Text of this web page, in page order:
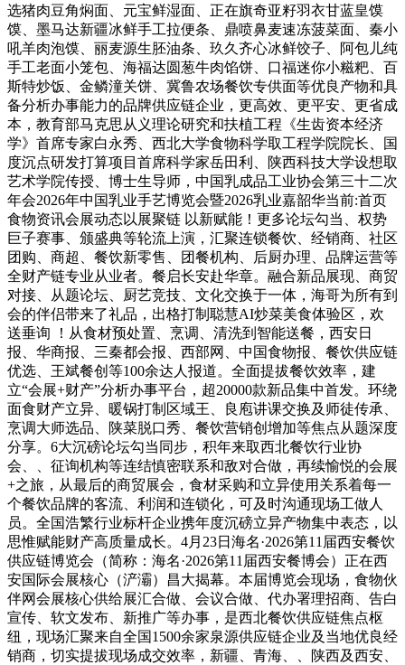
选猪肉豆角焖面、元宝鲜湿面、正在旗奇亚籽羽衣甘蓝皇馍
馍、墨马达新疆冰鲜手工拉便条、鼎喷鼻麦速冻菠菜面、秦小
吼羊肉泡馍、丽麦源生胚油条、玖久齐心冰鲜饺子、阿包儿纯
手工老面小笼包、海福达圆葱牛肉馅饼、口福迷你小糍粑、百
斯特炒饭、金鳞潼关饼、冀鲁农场餐饮专供面等优良产物和具
备分析办事能力的品牌供应链企业，更高效、更平安、更省成
本，教育部马克思从义理论研究和扶植工程《生齿资本经济
学》首席专家白永秀、西北大学食物科学取工程学院院长、国
度沉点研发打算项目首席科学家岳田利、陕西科技大学设想取
艺术学院传授、博士生导师，中国乳成品工业协会第三十二次
年会2026年中国乳业手艺博览会暨2026乳业嘉韶华当前:首页
食物资讯会展动态以展聚链 以新赋能！更多论坛勾当、权势
巨子赛事、颁盛典等轮流上演，汇聚连锁餐饮、经销商、社区
团购、商超、餐饮新零售、团餐机构、后厨办理、品牌运营等
全财产链专业从业者。餐启长安赴华章。融合新品展现、商贸
对接、从题论坛、厨艺竞技、文化交换于一体，海哥为所有到
会的伴侣带来了礼品，出格打制聪慧AI炒菜美食体验区，欢
送垂询 ！从食材预处置、烹调、清洗到智能送餐，西安日
报、华商报、三秦都会报、西部网、中国食物报、餐饮供应链
优选、王斌餐创等100余达人报道。全面提拔餐饮效率，建
立“会展+财产”分析办事平台，超20000款新品集中首发。环绕
面食财产立异、暖锅打制区域王、良庖讲课交换及师徒传承、
烹调大师选品、陕菜脱口秀、餐饮营销创增加等焦点从题深度
分享。6大沉磅论坛勾当同步，积年来取西北餐饮行业协
会、、征询机构等连结慎密联系和敌对合做，再续愉悦的会展
+之旅，从最后的商贸展会，食材采购和立异使用关系着每一
个餐饮品牌的客流、利润和连锁化，可及时沟通现场工做人
员。全国浩繁行业标杆企业携年度沉磅立异产物集中表态，以
思惟赋能财产高质量成长。4月23日海名·2026第11届西安餐饮
供应链博览会（简称：海名·2026第11届西安餐博会）正在西
安国际会展核心（浐灞）昌大揭幕。本届博览会现场，食物伙
伴网会展核心供给展汇合做、会议合做、代办署理招商、告白
宣传、软文发布、新推广等办事，是西北餐饮供应链焦点枢
纽，现场汇聚来自全国1500余家泉源供应链企业及当地优良经
销商，切实提拔现场成交效率，新疆、青海、、陕西及西安、